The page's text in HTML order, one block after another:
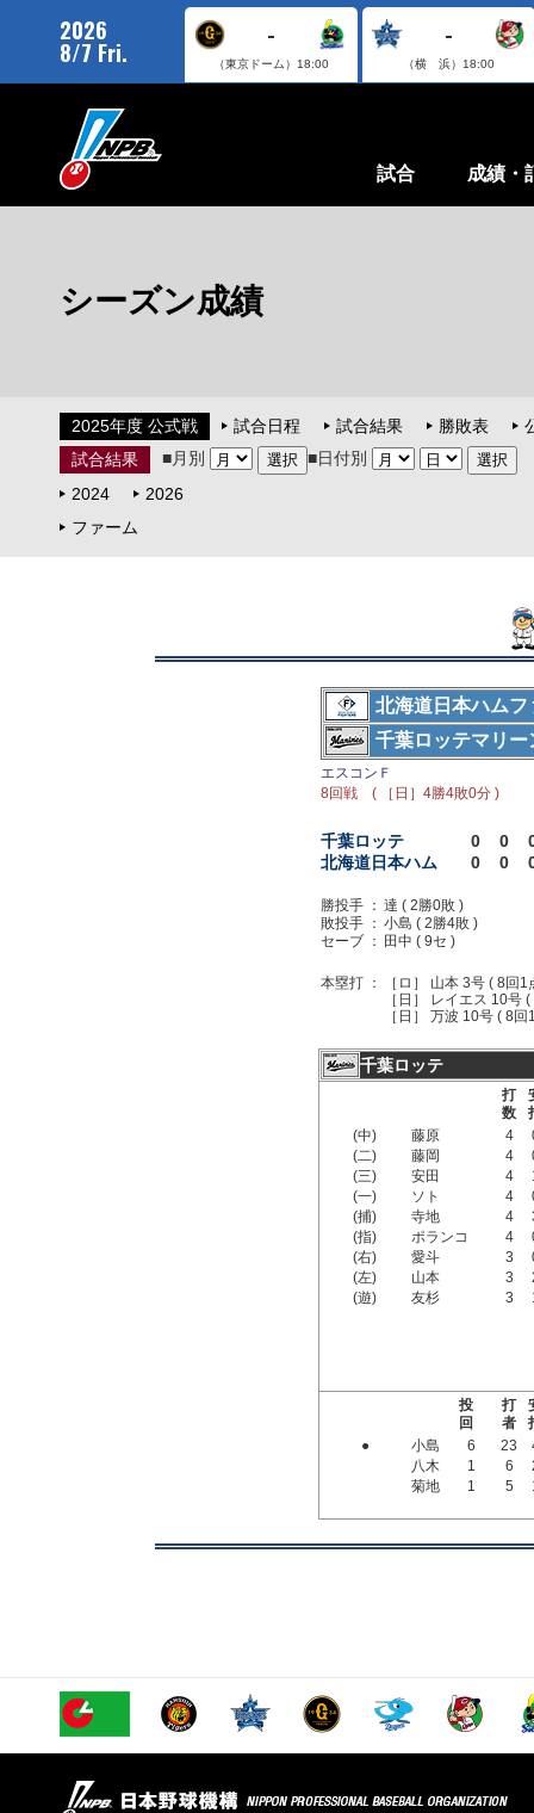
2026
8/7 Fri.
-
（東京ドーム） 18:00
-
（横 浜） 18:00
試合 成績・
シーズン成績
2025年度 公式戦 試合日程 試合結果 勝敗表
試合結果
■月別
■日付別
2024
2026
ファーム
北海道日本ハムフ
千葉ロッテマリー
エスコンＦ
8回戦 ( ［日］4勝4敗0分 )
千葉ロッテ 0 0
北海道日本ハム
0 0
勝投手 ： 達 ( 2勝0敗 )
敗投手 ： 小島 ( 2勝4敗 )
セーブ ：
田中 ( 9セ )
本塁打 ：
［ロ］ 山本 3号 ( 8回1
［日］ レイエス 10号
［日］ 万波 10号 ( 8
千葉ロッテ
打
数
(中)
藤原 4
(二)
藤岡 4
(三)
安田 4
(一)
ソト 4
(捕)
寺地 4
(指)
ポランコ 4
(右)
愛斗 3
(左)
山本 3
(遊)
友杉 3
投
回
打
者
●
小島 6 23
八木
1 6
菊地
1 5